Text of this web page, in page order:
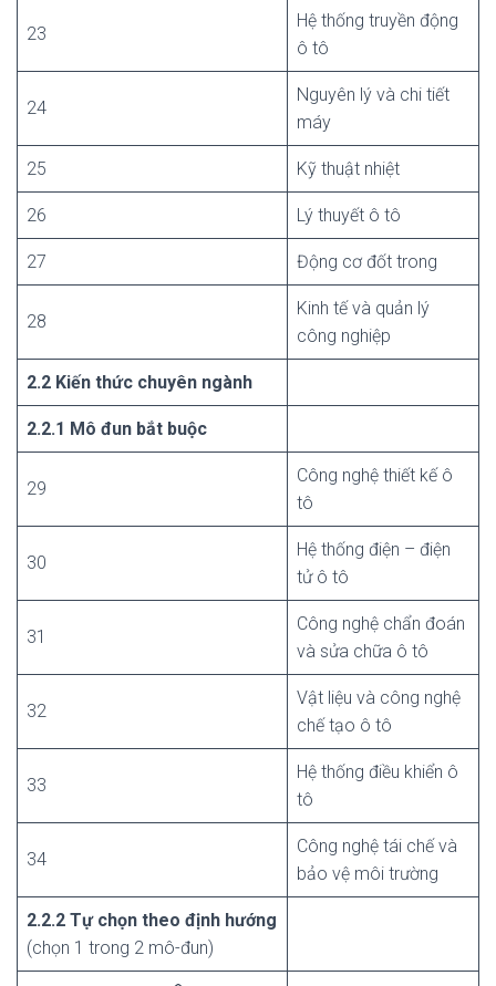
23
Hệ thống truyền động
ô tô
24
Nguyên lý và chi tiết
máy
25 Kỹ thuật nhiệt
26 Lý thuyết ô tô
27 Động cơ đốt trong
28
Kinh tế và quản lý
công nghiệp
2.2 Kiến thức chuyên ngành
2.2.1 Mô đun bắt buộc
29
Công nghệ thiết kế ô
tô
30
Hệ thống điện – điện
tử ô tô
31
Công nghệ chẩn đoán
và sửa chữa ô tô
32
Vật liệu và công nghệ
chế tạo ô tô
33
Hệ thống điều khiển ô
tô
34
Công nghệ tái chế và
bảo vệ môi trường
2.2.2 Tự chọn theo định hướng
(chọn 1 trong 2 mô-đun)